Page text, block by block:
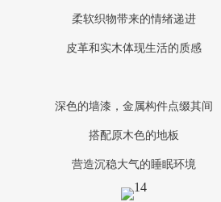
柔软织物带来的情绪递进
皮革和实木体现生活的质感
深色的墙漆，金属构件点缀其间
搭配原木色的地板
营造沉稳大气的睡眠环境